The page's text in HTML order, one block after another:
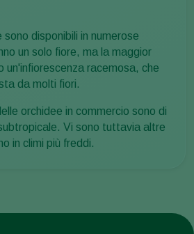
sono disponibili in numerose
un solo fiore, ma la maggior
un'infiorescenza racemosa, che
da molti fiori.
orchidee in commercio sono di
Vi sono tuttavia altre
in climi più freddi.